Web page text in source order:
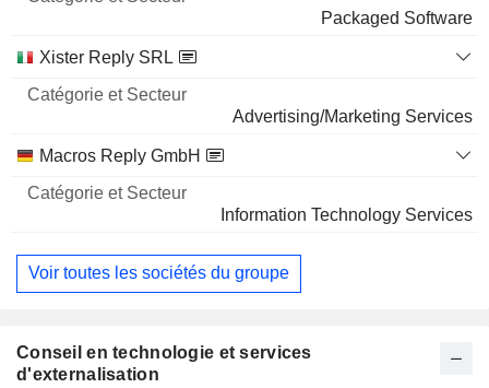
Packaged Software
Xister Reply SRL
Advertising/Marketing Services
Macros Reply GmbH
Information Technology Services
Voir toutes les sociétés du groupe
Conseil en technologie et services
d'externalisation